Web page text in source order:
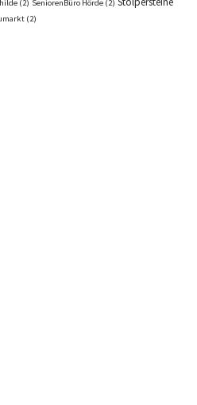
(2) SeniorenBüro Hörde (2)
(2)